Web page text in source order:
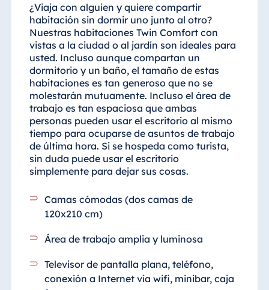
¿Viaja con alguien y quiere compartir
habitación sin dormir uno junto al otro?
Nuestras habitaciones Twin Comfort con
vistas a la ciudad o al jardín son ideales para
usted. Incluso aunque compartan un
dormitorio y un baño, el tamaño de estas
habitaciones es tan generoso que no se
molestarán mutuamente. Incluso el área de
trabajo es tan espaciosa que ambas
personas pueden usar el escritorio al mismo
tiempo para ocuparse de asuntos de trabajo
de última hora. Si se hospeda como turista,
sin duda puede usar el escritorio
simplemente para dejar sus cosas.
Camas cómodas (dos camas de
120x210 cm)
Área de trabajo amplia y luminosa
Televisor de pantalla plana, teléfono,
conexión a Internet vía wifi, minibar, caja